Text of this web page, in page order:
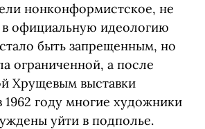
нонконформистское, не
официальную идеологию
быть запрещенным, но
ограниченной, а после
Хрущевым выставки
1962 году многие художники
уйти в подполье.